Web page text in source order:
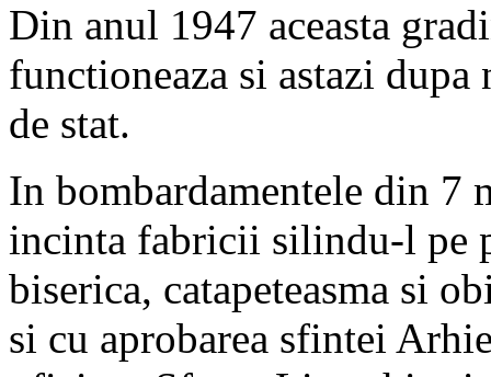
Din anul 1947 aceasta
functioneaza si astazi
de stat.
In bombardamentele din 7
incinta fabricii silindu-l pe
biserica, catapeteasma si
si cu aprobarea sfintei